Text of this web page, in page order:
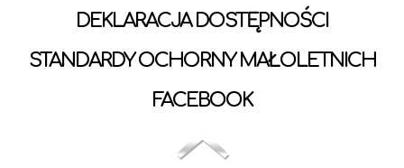
DEKLARACJA DOSTĘPNOŚCI
STANDARDY OCHORNY MAŁOLETNICH
FACEBOOK